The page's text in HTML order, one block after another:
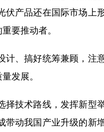
伏产品还在国际市场上
要推动者。
、搞好统筹兼顾，注
发展。
技术路线，发挥新型
带动我国产业升级的新